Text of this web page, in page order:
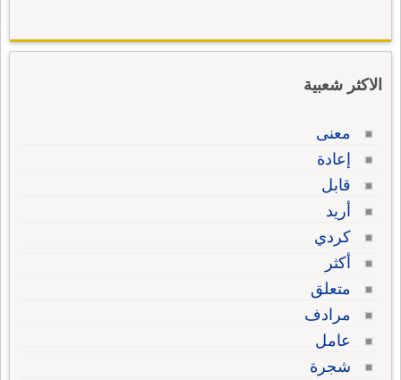
الاكثر شعبية
معنى
إعادة
قابل
أريد
كردي
أكثر
متعلق
مرادف
عامل
شجرة